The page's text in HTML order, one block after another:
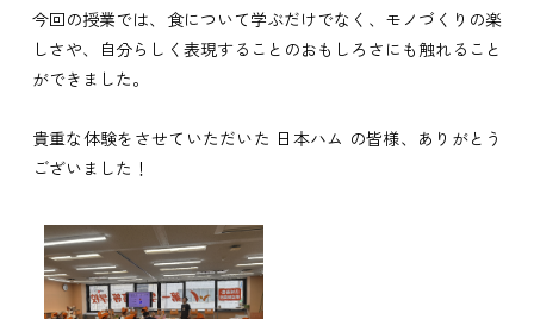
今回の授業では、食について学ぶだけでなく、モノづくりの楽
しさや、自分らしく表現することのおもしろさにも触れること
ができました。
貴重な体験をさせていただいた 日本ハム の皆様、ありがとう
ございました！